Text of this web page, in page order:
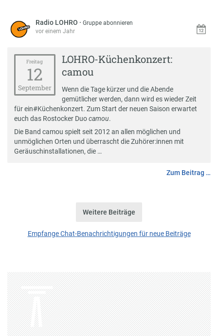
Radio LOHRO ·Gruppe abonnieren
vor einem Jahr
Freitag
12
September
LOHRO-Küchenkonzert:
camou
Wenn die Tage kürzer und die Abende
gemütlicher werden, dann wird es wieder Zeit
für ein#Küchenkonzert. Zum Start der neuen Saison erwartet
euch das Rostocker Duocamou.
Die Band camou spielt seit 2012 an allen möglichen und
unmöglichen Orten und überrascht die Zuhörer:innen mit
Geräuschinstallationen, die …
Zum Beitrag …
Weitere Beiträge
Empfange Chat-Benachrichtigungen für neue Beiträge